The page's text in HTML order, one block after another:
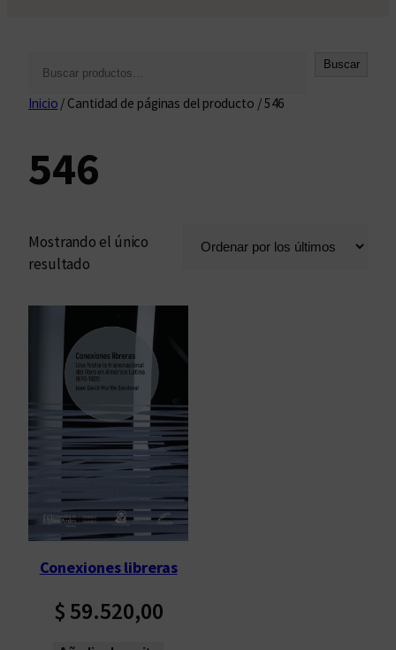
s
r
Buscar
Inicio / Cantidad de páginas del producto / 546
546
Mostrando el único
resultado
Conexiones libreras
$59.520,00